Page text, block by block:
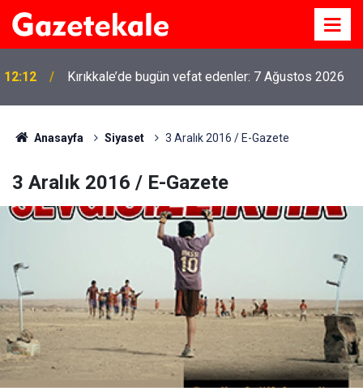
12:12 Kırıkkale’de bugün vefat edenler: 7 Ağustos 2026
Anasayfa Siyaset 3 Aralık 2016 / E-Gazete
3 Aralık 2016 / E-Gazete